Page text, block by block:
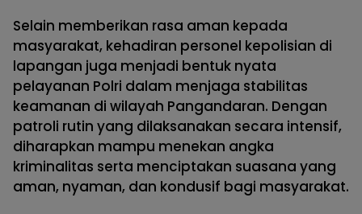
Selain memberikan rasa aman kepada
masyarakat, kehadiran personel kepolisian di
lapangan juga menjadi bentuk nyata
pelayanan Polri dalam menjaga stabilitas
keamanan di wilayah Pangandaran. Dengan
patroli rutin yang dilaksanakan secara intensif,
diharapkan mampu menekan angka
kriminalitas serta menciptakan suasana yang
aman, nyaman, dan kondusif bagi masyarakat.